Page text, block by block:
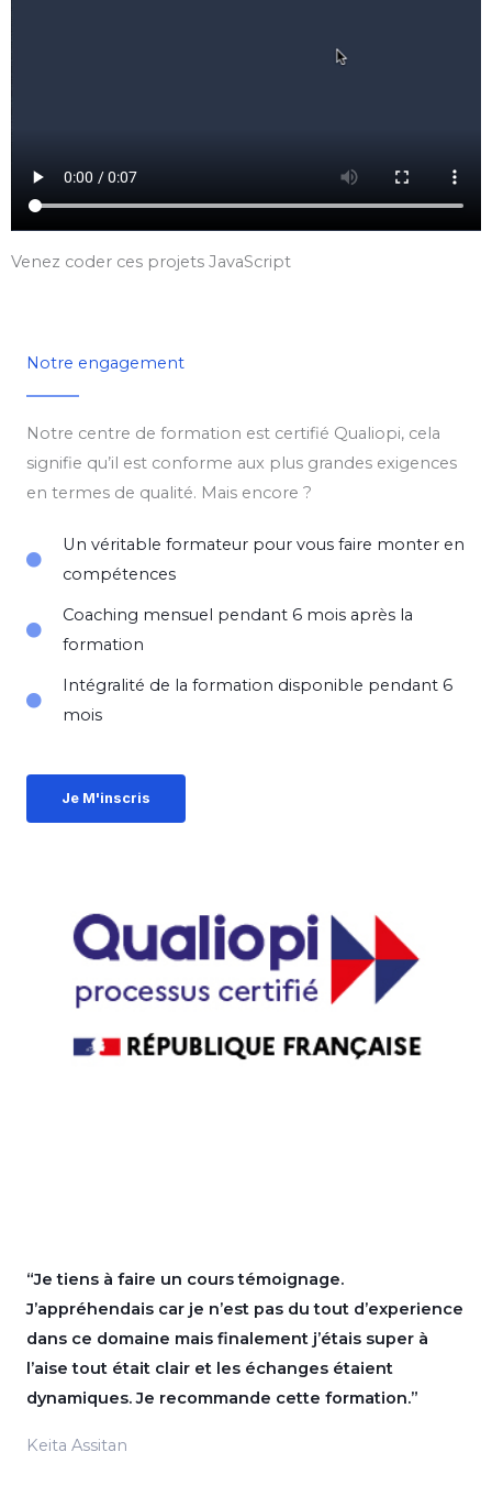
Venez coder ces projets JavaScript
Notre engagement
Notre centre de formation est certifié Qualiopi, cela
signifie qu’il est conforme aux plus grandes exigences
en termes de qualité. Mais encore ?
Un véritable formateur pour vous faire monter en
compétences
Coaching mensuel pendant 6 mois après la
formation
Intégralité de la formation disponible pendant 6
mois
Je M'inscris
“Je tiens à faire un cours témoignage.
J’appréhendais car je n’est pas du tout d’experience
dans ce domaine mais finalement j’étais super à
l’aise tout était clair et les échanges étaient
dynamiques. Je recommande cette formation.”
Keita Assitan